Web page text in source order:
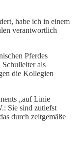
habe ich in einem
verantwortlich
Pferdes
Schulleiter als
die Kollegien
„auf Linie
Sie sind zutiefst
durch zeitgemäße